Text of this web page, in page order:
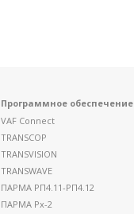
Программное обеспечение
VAF Connect
TRANSCOP
TRANSVISION
TRANSWAVE
ПАРМА РП4.11-РП4.12
ПАРМА Рх-2